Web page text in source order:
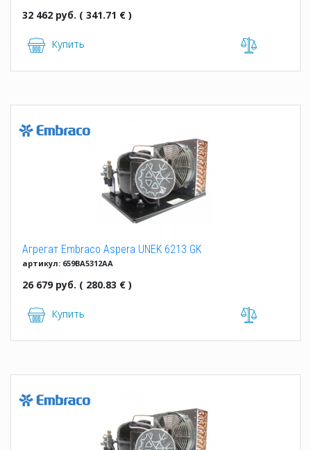
32 462 руб. ( 341.71 € )
Купить
Агрегат Embraco Aspera UNEK 6213 GK
артикул: 659BA5312AA
26 679 руб. ( 280.83 € )
Купить